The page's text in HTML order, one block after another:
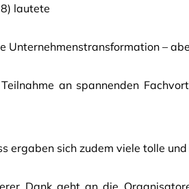
lautete
Unternehmenstransformation –
an spannenden
ergaben sich zudem viele tolle
Dank geht an die